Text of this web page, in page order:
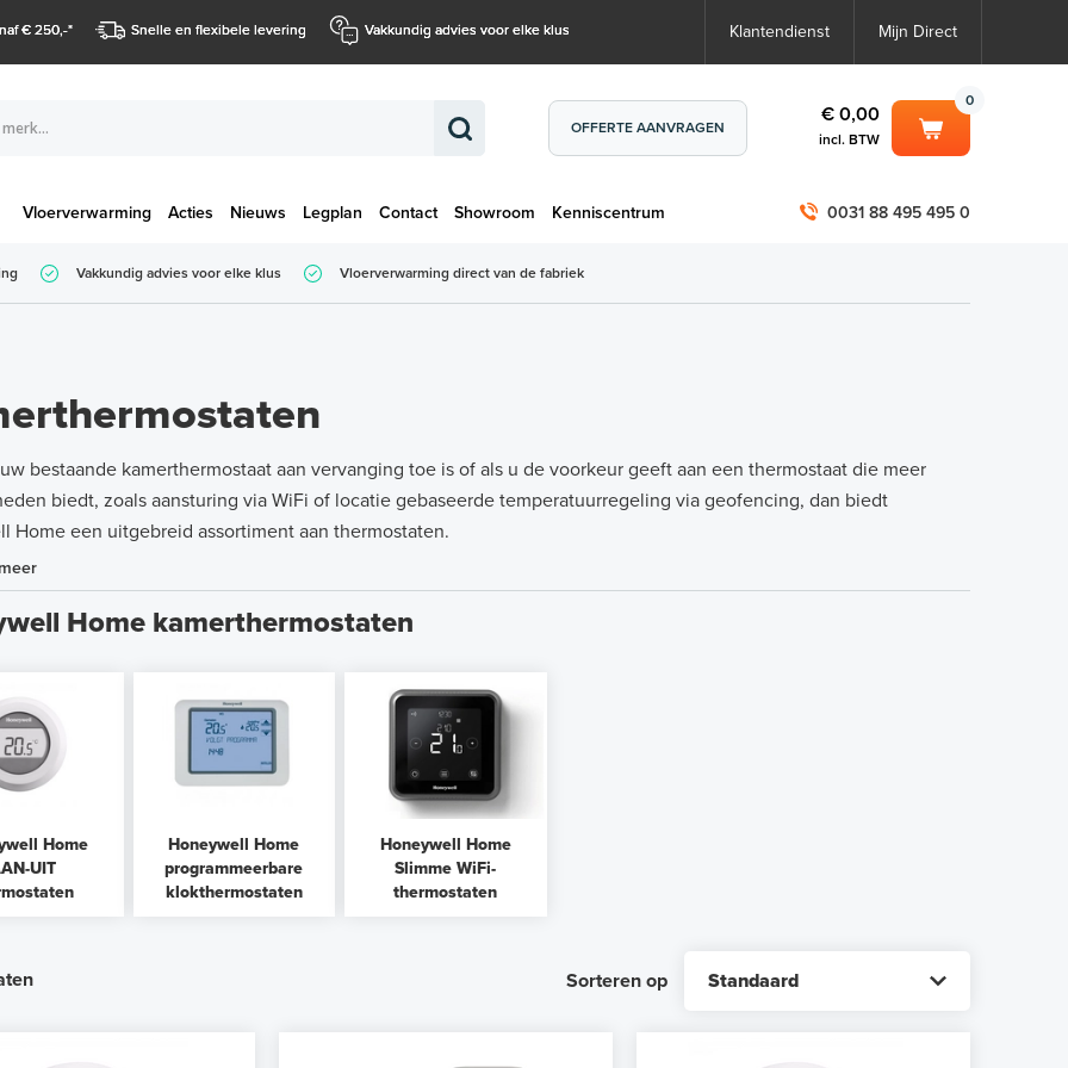
€ 250,-* Snelle en flexibele levering Vakkundig advies voor elke klus Klantendienst Mijn Direct
OFFERTE AANVRAGEN
0
€ 0,00
incl. BTW
Vloerverwarming Acties Nieuws Legplan Contact Showroom Kenniscentrum
€ 0,00 0031 88 495 495 0
Vakkundig advies voor elke klus Vloerverwarming direct van de fabriek
bestaande kamerthermostaat aan vervanging toe is of als u de voorkeur geeft aan een thermostaat die meer
biedt, zoals aansturing via WiFi of locatie gebaseerde temperatuurregeling via geofencing, dan biedt
Home een uitgebreid assortiment aan thermostaten.
Home kamerthermostaten
Home
UIT
Honeywell Home
programmeerbare
klokthermostaten
Honeywell Home
Slimme WiFi-
thermostaten
Sorteren op